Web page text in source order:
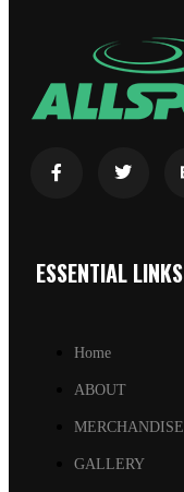
ESSENTIAL LINKS
Home
ABOUT
MERCHANDISE
GALLERY